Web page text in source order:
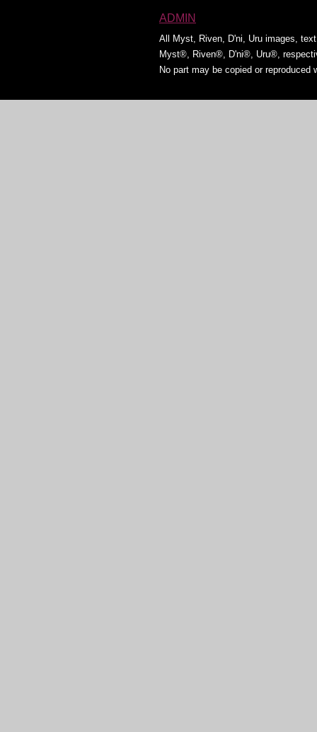
ADMIN
All Myst, Riven, D'ni, Uru images,
Myst®, Riven®, D'ni®, Uru®,
No part may be copied or